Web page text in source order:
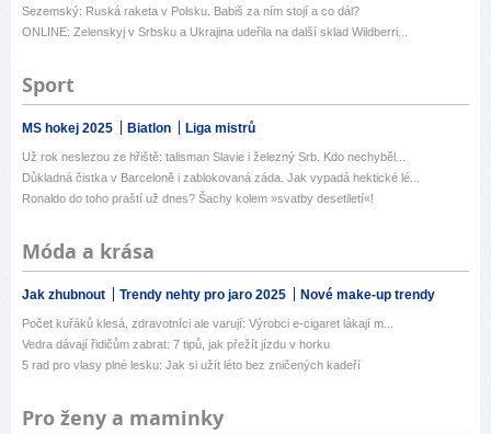
Sezemský: Ruská raketa v Polsku. Babiš za ním stojí a co dál?
ONLINE: Zelenskyj v Srbsku a Ukrajina udeřila na další sklad Wildberri...
Sport
MS hokej 2025 Biatlon Liga mistrů
Už rok neslezou ze hřiště: talisman Slavie i železný Srb. Kdo nechyběl...
Důkladná čistka v Barceloně i zablokovaná záda. Jak vypadá hektické lé...
Ronaldo do toho praští už dnes? Šachy kolem »svatby desetiletí«!
Móda a krása
Jak zhubnout Trendy nehty pro jaro 2025 Nové make-up trendy
Počet kuřáků klesá, zdravotníci ale varují: Výrobci e-cigaret lákají m...
Vedra dávají řidičům zabrat: 7 tipů, jak přežít jízdu v horku
5 rad pro vlasy plné lesku: Jak si užít léto bez zničených kadeří
Pro ženy a maminky